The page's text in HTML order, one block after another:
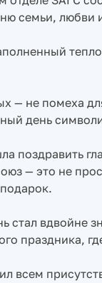
семьи, любви
— не помеха
день
поздравить
— это не
стал вдвойне
праздника,
всем